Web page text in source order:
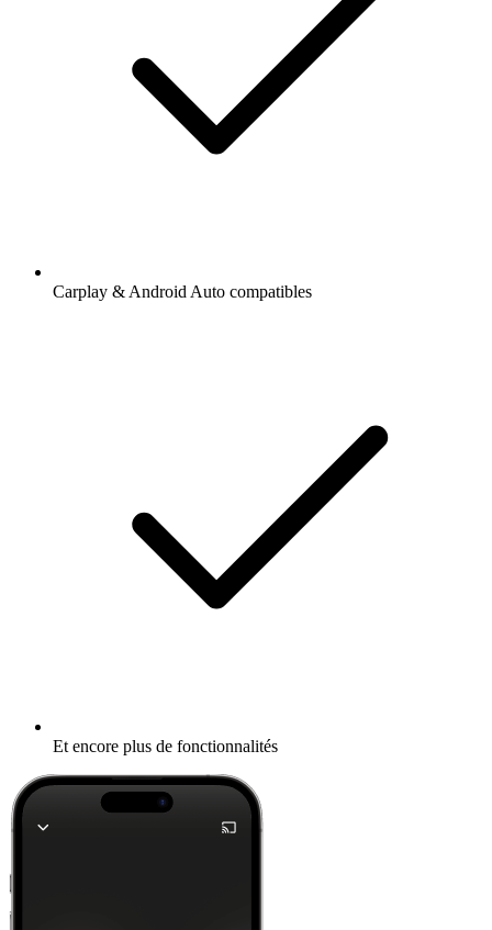
Carplay & Android Auto compatibles
Et encore plus de fonctionnalités